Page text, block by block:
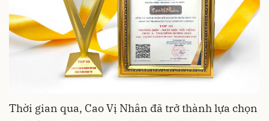
Thời gian qua, Cao Vị Nhân đã trở thành lựa chọn